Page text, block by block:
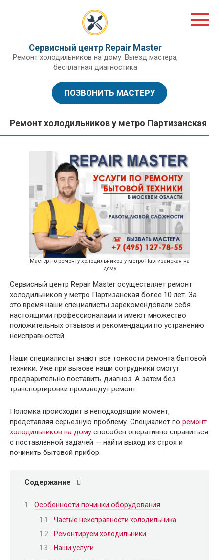
Сервисный центр Repair Master
Ремонт холодильников на дому. Выезд мастера,
бесплатная диагностика
ПОЗВОНИТЬ МАСТЕРУ
Ремонт холодильников у метро Партизанская
Мастер по ремонту холодильников у метро Партизанская на
дому
Сервисный центр Repair Master осуществляет ремонт
холодильников у метро Партизанская более 10 лет. За
это время наши специалисты зарекомендовали себя
настоящими профессионалами и имеют множество
положительных отзывов и рекомендаций по устранению
неисправностей.
Наши специалисты знают все тонкости ремонта бытовой
техники. Уже при вызове наши сотрудники смогут
предварительно поставить диагноз. А затем без
транспортировки произведут ремонт.
Поломка происходит в неподходящий момент,
представляя серьёзную проблему. Специалист по ремонт
холодильников на дому способен оперативно справиться
с поставленной задачей — найти выход из строя и
починить бытовой прибор.
Содержание
Особенности починки оборудования
Частые неисправности холодильника
Ремонтируем холодильники
Наши услуги